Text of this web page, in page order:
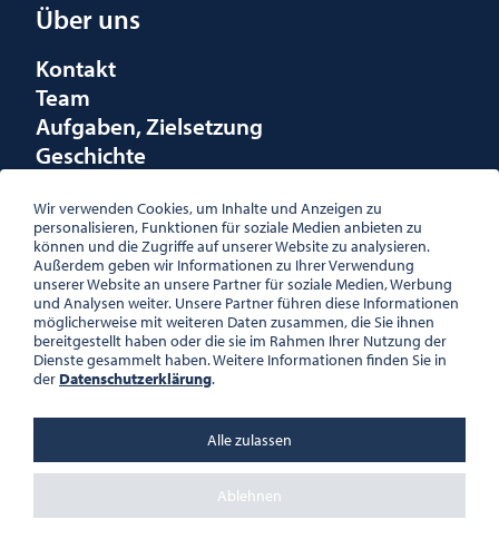
Über uns
Kontakt
Team
Aufgaben, Zielsetzung
Geschichte
Förderungen
Logo
ÖSTERREICHISCHE
GESELLSCHAFT FÜR LITERATUR
PALAIS WILCZEK, HERRENGASSE
ZVR-NR.: 508018443
16:00 UHR, FR 10:00 – 13:00 UHR
DATENSCHUTZ
Wir verwenden Cookies, um Inhalte und Anzeigen zu
personalisieren, Funktionen für soziale Medien anbieten zu
können und die Zugriffe auf unserer Website zu analysieren.
Außerdem geben wir Informationen zu Ihrer Verwendung
unserer Website an unsere Partner für soziale Medien, Werbung
und Analysen weiter. Unsere Partner führen diese Informationen
möglicherweise mit weiteren Daten zusammen, die Sie ihnen
bereitgestellt haben oder die sie im Rahmen Ihrer Nutzung der
Dienste gesammelt haben. Weitere Informationen finden Sie in
der Datenschutzerklärung.
Ablehnen
Alle zulassen